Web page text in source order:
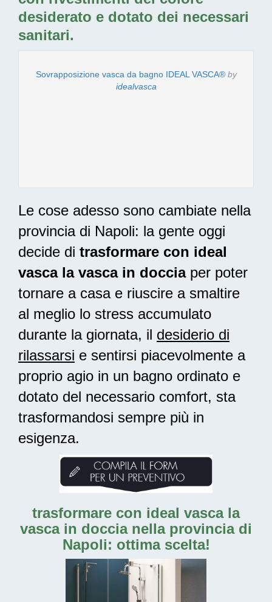
desiderato e dotato dei necessari
sanitari.
Sovrapposizione vasca da bagno IDEAL VASCA® by
idealvasca
Le cose adesso sono cambiate nella
provincia di Napoli: la gente oggi
decide di trasformare con ideal
vasca la vasca in docciaper poter
tornare a casa e riuscire a smaltire
al meglio lo stress accumulato
durante la giornata, il desiderio di
rilassarsi e sentirsi piacevolmente a
proprio agio in un bagno ordinato e
dotato del necessario comfort, sta
trasformandosi sempre più in
esigenza.
trasformare con ideal vasca la
vasca in doccia nella provincia di
Napoli: ottima scelta!